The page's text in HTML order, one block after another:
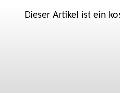
Dieser Artikel ist ein